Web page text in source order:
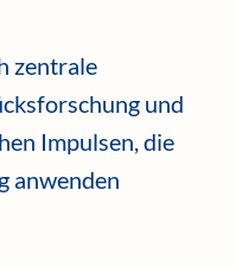
zentrale
und
Impulsen, die
anwenden